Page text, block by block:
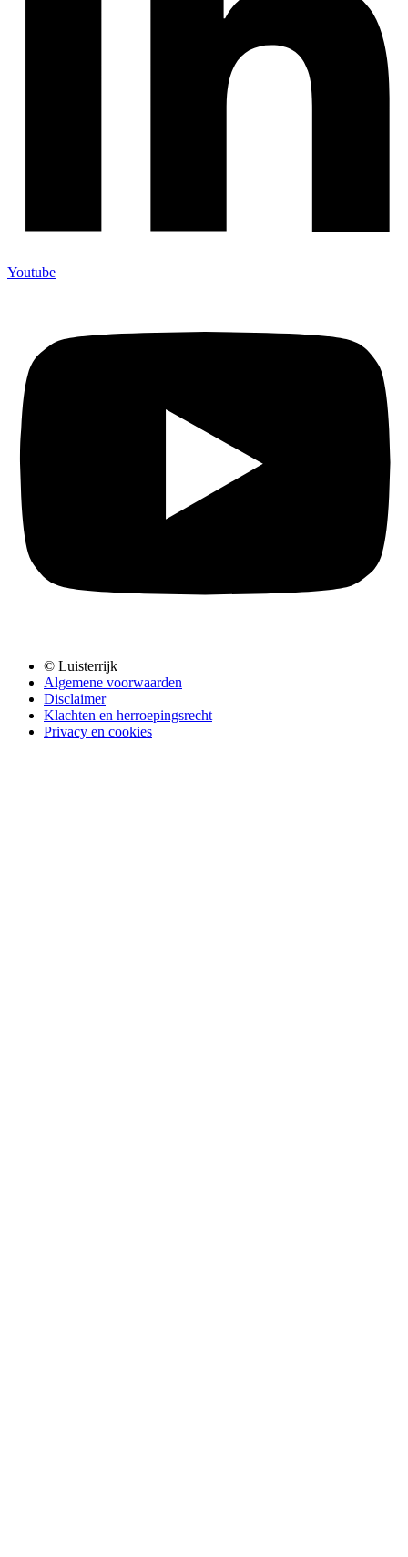
Youtube
© Luisterrijk
Algemene voorwaarden
Disclaimer
Klachten en herroepingsrecht
Privacy en cookies